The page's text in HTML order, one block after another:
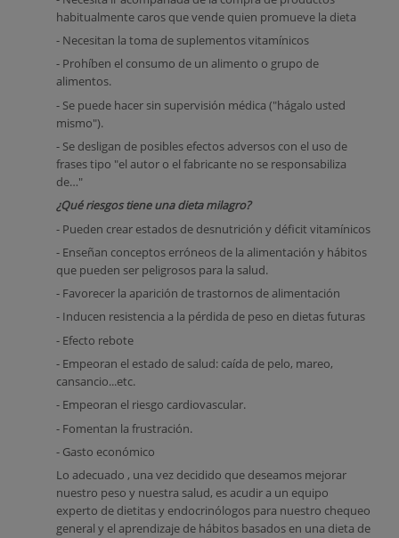
habitualmente caros que vende quien promueve la dieta
- Necesitan la toma de suplementos vitamínicos
- Prohíben el consumo de un alimento o grupo de
alimentos.
- Se puede hacer sin supervisión médica ("hágalo usted
mismo").
- Se desligan de posibles efectos adversos con el uso de
frases tipo "el autor o el fabricante no se responsabiliza
de…"
¿Qué riesgos tiene una dieta milagro?
- Pueden crear estados de desnutrición y déficit vitamínicos
- Enseñan conceptos erróneos de la alimentación y hábitos
que pueden ser peligrosos para la salud.
- Favorecer la aparición de trastornos de alimentación
- Inducen resistencia a la pérdida de peso en dietas futuras
- Efecto rebote
- Empeoran el estado de salud: caída de pelo, mareo,
cansancio...etc.
- Empeoran el riesgo cardiovascular.
- Fomentan la frustración.
- Gasto económico
Lo adecuado , una vez decidido que deseamos mejorar
nuestro peso y nuestra salud, es acudir a un equipo
experto de dietitas y endocrinólogos para nuestro chequeo
general y el aprendizaje de hábitos basados en una dieta de